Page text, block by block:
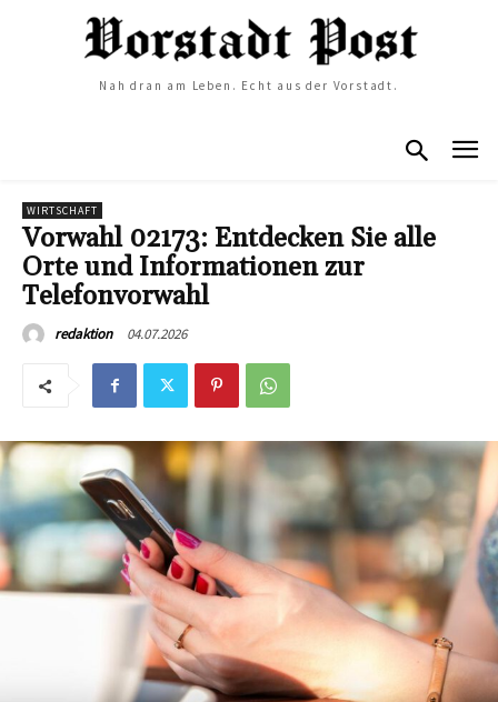
Nah dran am Leben. Echt aus der Vorstadt.
WIRTSCHAFT
Vorwahl 02173: Entdecken Sie alle
Orte und Informationen zur
Telefonvorwahl
redaktion 04.07.2026